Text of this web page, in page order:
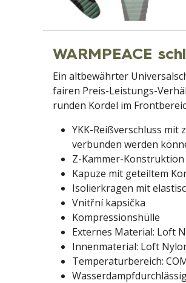
WARMPEACE
Ein altbewährter
fairen Preis-Leistungs-
runden Kordel im
YKK-Reißverschluss mit
verbunden werden
Z-Kammer-Konstruktion
Kapuze mit geteiltem
Isolierkragen mit
Vnitřní kapsička
Kompressionshülle
Externes Material: Loft
Innenmaterial: Loft
Temperaturbereich: